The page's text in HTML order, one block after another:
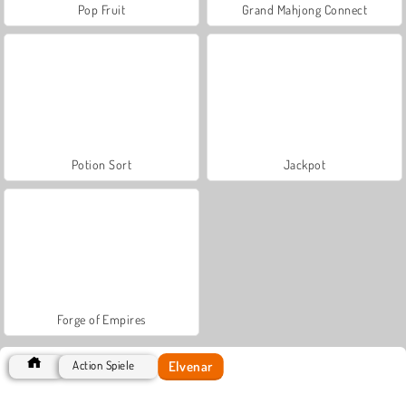
Pop Fruit Grand Mahjong Connect
Potion Sort Jackpot
Forge of Empires
Action Spiele Elvenar